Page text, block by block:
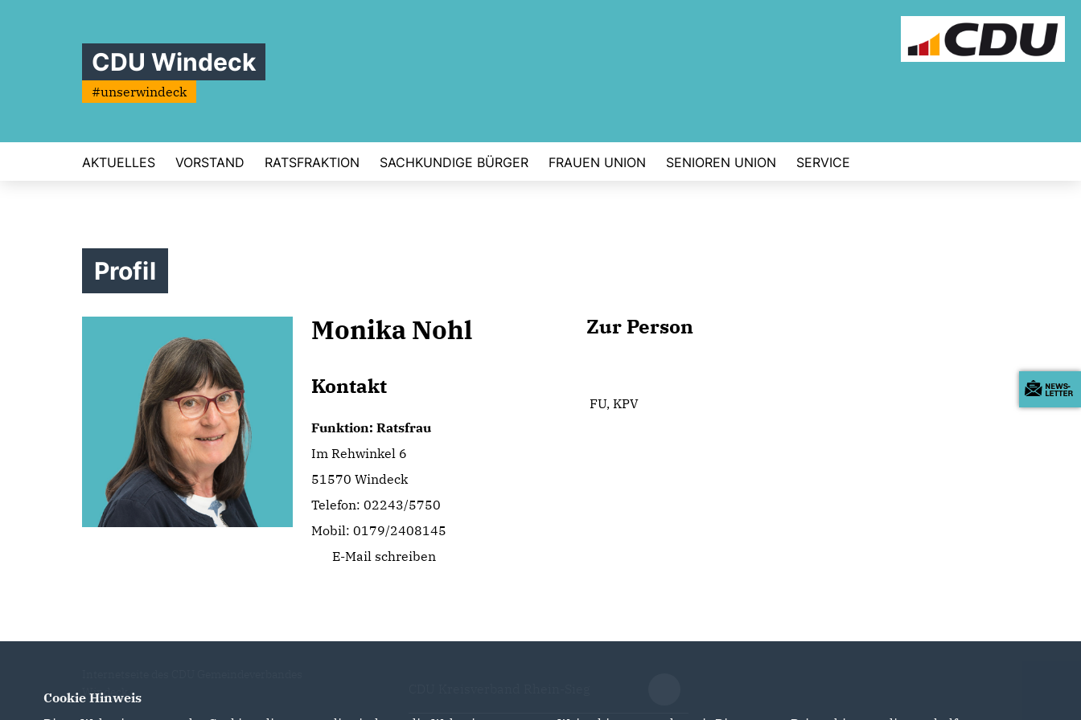
CDU Windeck
#unserwindeck
AKTUELLES VORSTAND RATSFRAKTION SACHKUNDIGE BÜRGER FRAUEN UNION SENIOREN UNION SERVICE
Profil
Monika Nohl
Kontakt
Funktion: Ratsfrau
Im Rehwinkel 6
51570 Windeck
Telefon: 02243/5750
Mobil: 0179/2408145
E-Mail schreiben
Zur Person
FU, KPV
Windeck
Cookie Hinweis